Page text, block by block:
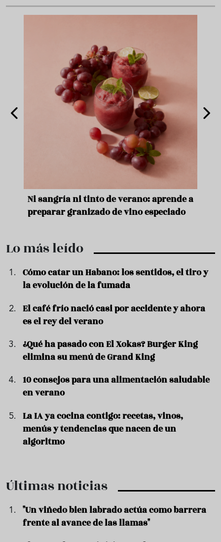
Ni sangría ni tinto de verano: aprende a
preparar granizado de vino especiado
Lo más leído
Cómo catar un Habano: los sentidos, el tiro y
la evolución de la fumada
El café frío nació casi por accidente y ahora
es el rey del verano
¿Qué ha pasado con El Xokas? Burger King
elimina su menú de Grand King
10 consejos para una alimentación saludable
en verano
La IA ya cocina contigo: recetas, vinos,
menús y tendencias que nacen de un
algoritmo
Últimas noticias
"Un viñedo bien labrado actúa como barrera
frente al avance de las llamas"